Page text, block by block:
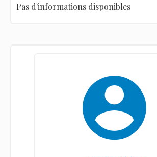
Pas d'informations disponibles